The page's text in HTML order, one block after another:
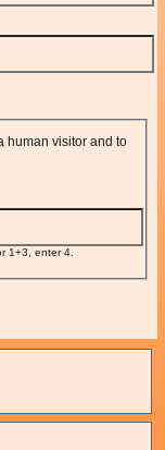
human visitor and to
1+3, enter 4.